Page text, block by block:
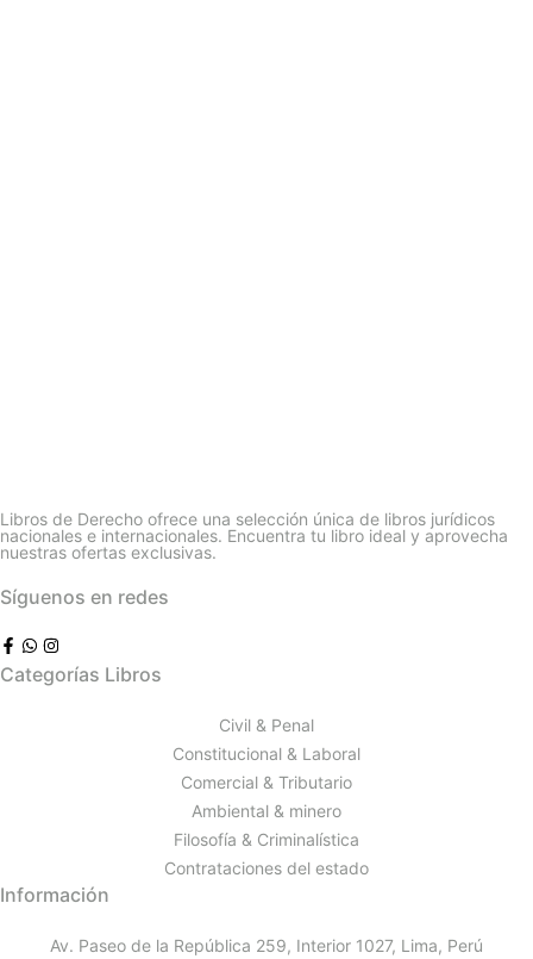
Libros de Derecho ofrece una selección única de libros jurídicos
nacionales e internacionales. Encuentra tu libro ideal y aprovecha
nuestras ofertas exclusivas.
Síguenos en redes
Categorías Libros
Civil & Penal
Constitucional & Laboral
Comercial & Tributario
Ambiental & minero
Filosofía & Criminalística
Contrataciones del estado
Información
Av. Paseo de la República 259, Interior 1027, Lima, Perú